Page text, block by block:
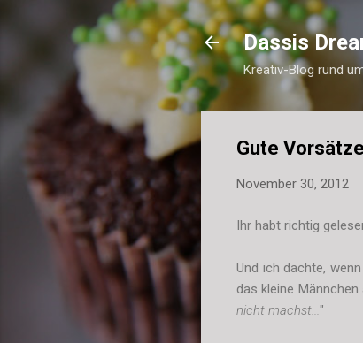
Dassis
Kreativ-Blog rund
Gute
November 30, 2012
Ihr habt richtig
Und ich dachte,
das kleine
nicht machst... "